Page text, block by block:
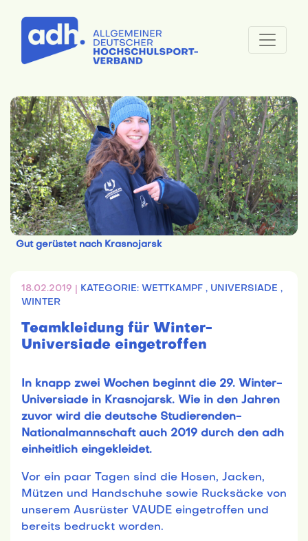
Gut gerüstet nach Krasnojarsk
18.02.2019 | KATEGORIE: WETTKAMPF , UNIVERSIADE ,
WINTER
Teamkleidung für Winter-
Universiade eingetroffen
In knapp zwei Wochen beginnt die 29. Winter-
Universiade in Krasnojarsk. Wie in den Jahren
zuvor wird die deutsche Studierenden-
Nationalmannschaft auch 2019 durch den adh
einheitlich eingekleidet.
Vor ein paar Tagen sind die Hosen, Jacken,
Mützen und Handschuhe sowie Rucksäcke von
unserem Ausrüster VAUDE eingetroffen und
bereits bedruckt worden.